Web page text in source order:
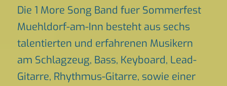
Die 1 More Song Band fuer Sommerfest
Muehldorf-am-Inn besteht aus sechs
talentierten und erfahrenen Musikern
am Schlagzeug, Bass, Keyboard, Lead-
Gitarre, Rhythmus-Gitarre, sowie einer